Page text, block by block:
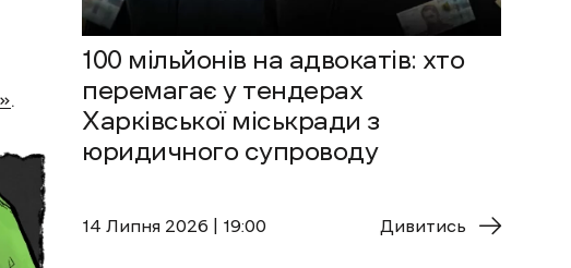
.
100 мільйонів на адвокатів: хто
перемагає у тендерах
Харківської міськради з
юридичного супроводу
14 Липня 2026 | 19:00 Дивитись